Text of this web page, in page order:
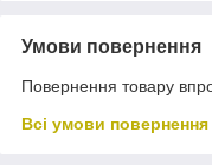
Умови повернення
Повернення товару
Всі умови повернення